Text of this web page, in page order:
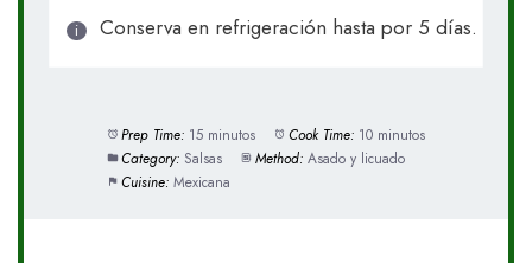
Conserva en refrigeración hasta por 5 días.
Prep Time: 15 minutos Cook Time: 10 minutos
Category: Salsas Method: Asado y licuado
Cuisine: Mexicana